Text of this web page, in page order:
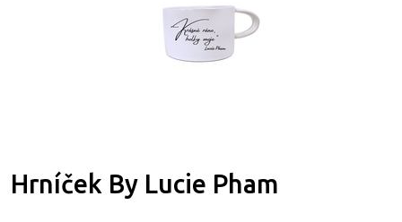
Hrníček By Lucie Pham